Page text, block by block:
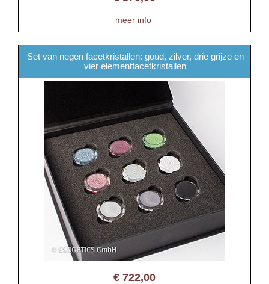
meer info
Set van negen facetkristallen: goud, zilver, drie grijze en
vier elementfacetkristallen
€ 722,00